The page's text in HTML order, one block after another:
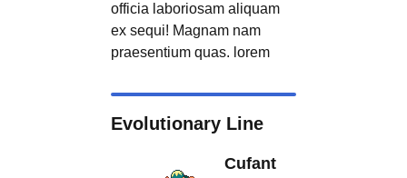
officia laboriosam aliquam
ex sequi! Magnam nam
praesentium quas. lorem
Evolutionary Line
Cufant